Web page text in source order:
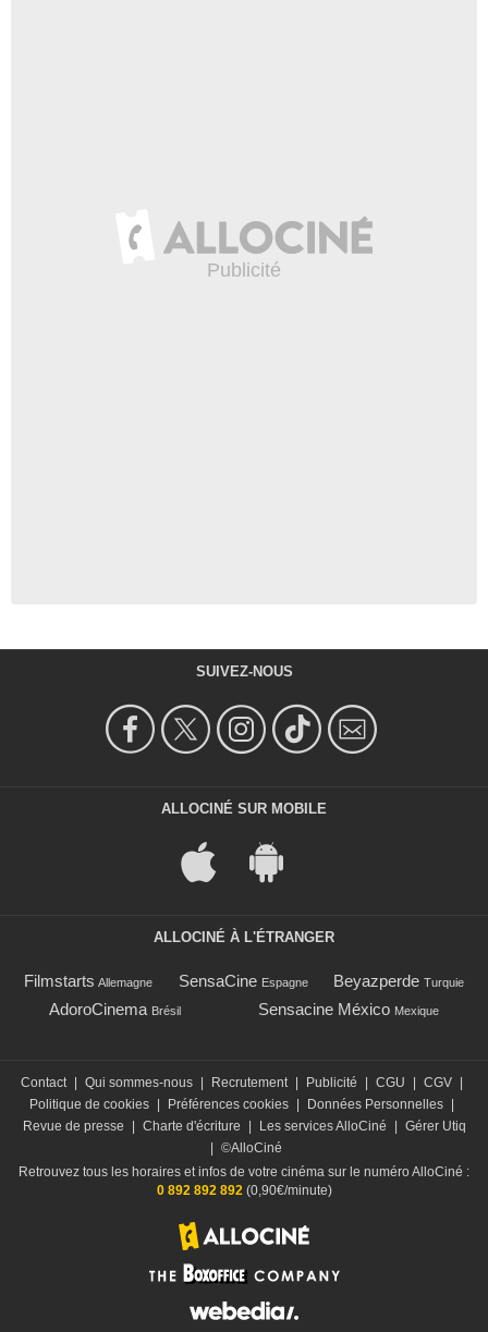
SUIVEZ-NOUS
ALLOCINÉ SUR MOBILE
ALLOCINÉ À L'ÉTRANGER
Filmstarts Allemagne SensaCine Espagne Beyazperde Turquie
AdoroCinema Brésil Sensacine México Mexique
Contact Qui sommes-nous Recrutement Publicité CGU CGV
Politique de cookies
Préférences cookies Données Personnelles
Revue de presse
Charte d'écriture Les services AlloCiné
Gérer Utiq
©AlloCiné
Retrouvez tous les horaires et infos de votre cinéma sur le numéro AlloCiné :
0 892 892 892(0,90€/minute)